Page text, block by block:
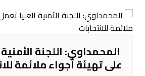
المحمداوي: اللجنة
على تهيئة أجواء ملائمة